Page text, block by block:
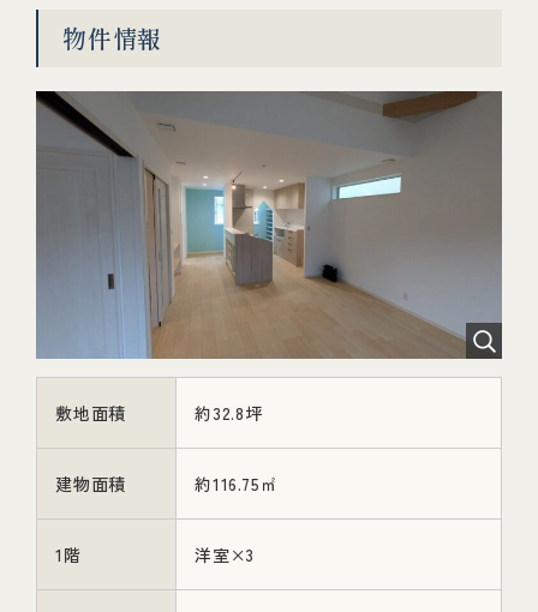
物件情報
敷地面積 約32.8坪
建物面積 約116.75㎡
1階 洋室×3